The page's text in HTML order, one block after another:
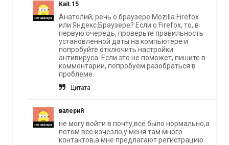
Kait.15
Анатолий, речь о браузере Mozilla Firefox
или Яндекс.Браузере? Если о Firefox, то, в
первую очередь, проверьте правильность
установленной даты на компьютере и
попробуйте отключить настройки
антивируса. Если это не поможет, пишите в
комментарии, попробуем разобраться в
проблеме.
Цитата
валерий
не могу войти в почту,всё было нормально,а
потом всё изчезло,у меня там много
контактов,а мне предлагают регистрацию